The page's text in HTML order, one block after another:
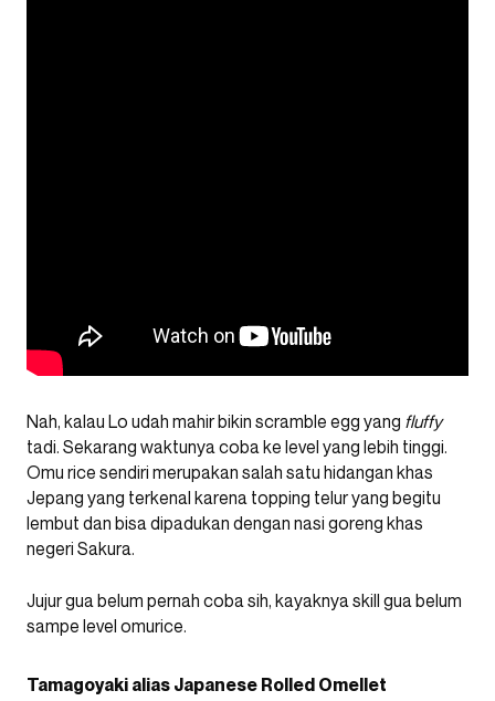
Nah, kalau Lo udah mahir bikin scramble egg yang fluffy
tadi. Sekarang waktunya coba ke level yang lebih tinggi.
Omu rice sendiri merupakan salah satu hidangan khas
Jepang yang terkenal karena topping telur yang begitu
lembut dan bisa dipadukan dengan nasi goreng khas
negeri Sakura.
Jujur gua belum pernah coba sih, kayaknya skill gua belum
sampe level omurice.
Tamagoyaki alias Japanese Rolled Omellet